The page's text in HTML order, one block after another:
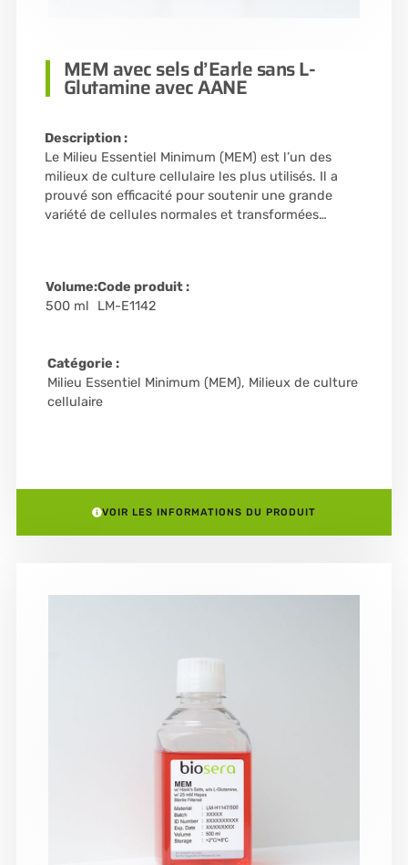
MEM avec sels d’Earle sans L-
Glutamine avec AANE
Description :
Le Milieu Essentiel Minimum (MEM) est l’un des
milieux de culture cellulaire les plus utilisés. Il a
prouvé son efficacité pour soutenir une grande
variété de cellules normales et transformées…
Volume:
500 ml
Code produit :
LM-E1142
Catégorie :
Milieu Essentiel Minimum (MEM), Milieux de culture
cellulaire
VOIR LES INFORMATIONS DU PRODUIT